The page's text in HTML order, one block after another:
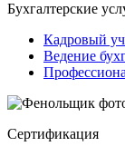
Бухгалтерские
Кадровый
Ведение
Сертификация